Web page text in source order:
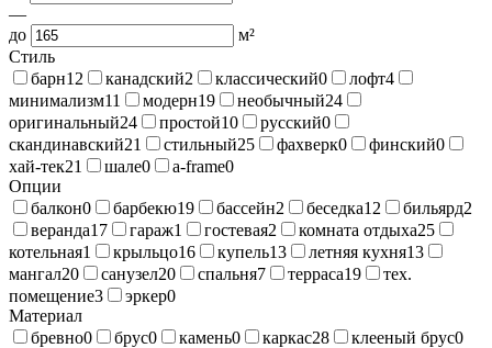
—
до
м²
Стиль
барн12 канадский2 классический0 лофт4
минимализм11 модерн19 необычный24
оригинальный24 простой10 русский0
скандинавский21 стильный25 фахверк0 финский0
хай-тек21 шале0 a-frame0
Опции
балкон0 барбекю19 бассейн2 беседка12 бильярд2
веранда17 гараж1 гостевая2 комната отдыха25
котельная1 крыльцо16 купель13 летняя кухня13
мангал20 санузел20 спальня7 терраса19
тех.
помещение3 эркер0
Материал
бревно0 брус0 камень0 каркас28 клееный брус0